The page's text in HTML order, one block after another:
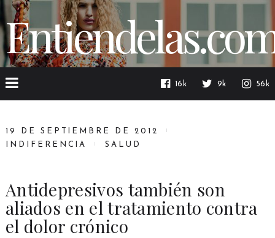
16k 9k 56k
19 DE SEPTIEMBRE DE 2012
INDIFERENCIA
SALUD
Antidepresivos también son
aliados en el tratamiento contra
el dolor crónico